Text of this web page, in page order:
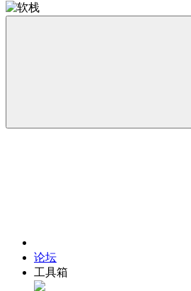
论坛
工具箱